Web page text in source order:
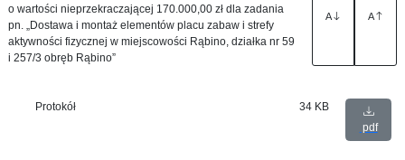
o wartości nieprzekraczającej 170.000,00 zł dla zadania
pn. „Dostawa i montaż elementów placu zabaw i strefy
aktywności fizycznej w miejscowości Rąbino, działka nr 59
i 257/3 obręb Rąbino”
A A
Protokół
34 KB
pdf